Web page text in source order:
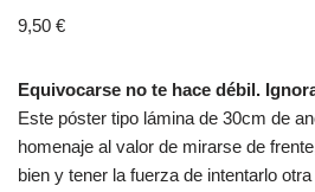
9,50 €
Equivocarse no te hace débil.
Este póster tipo lámina de 30cm de
homenaje al valor de mirarse de
bien y tener la fuerza de intentarlo